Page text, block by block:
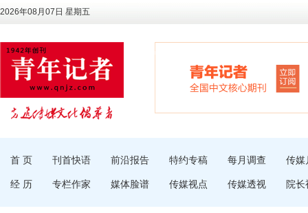
2026年08月07日 星期五
首 页 刊首快语 前沿报告 特约专稿 每月调查 传媒
经 历 专栏作家 媒体脸谱 传媒视点 传媒透视 院长